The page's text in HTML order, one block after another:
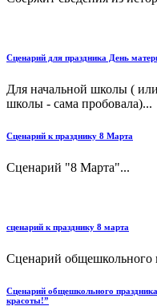
Сценарий для праздника День
Для начальной школы (
школы - сама пробовала)...
Сценарий к празднику 8 Марта
Сценарий "8 Марта"...
сценарий к празднику 8 марта
Сценарий общешкольного
Сценарий общешкольного
красоты!”